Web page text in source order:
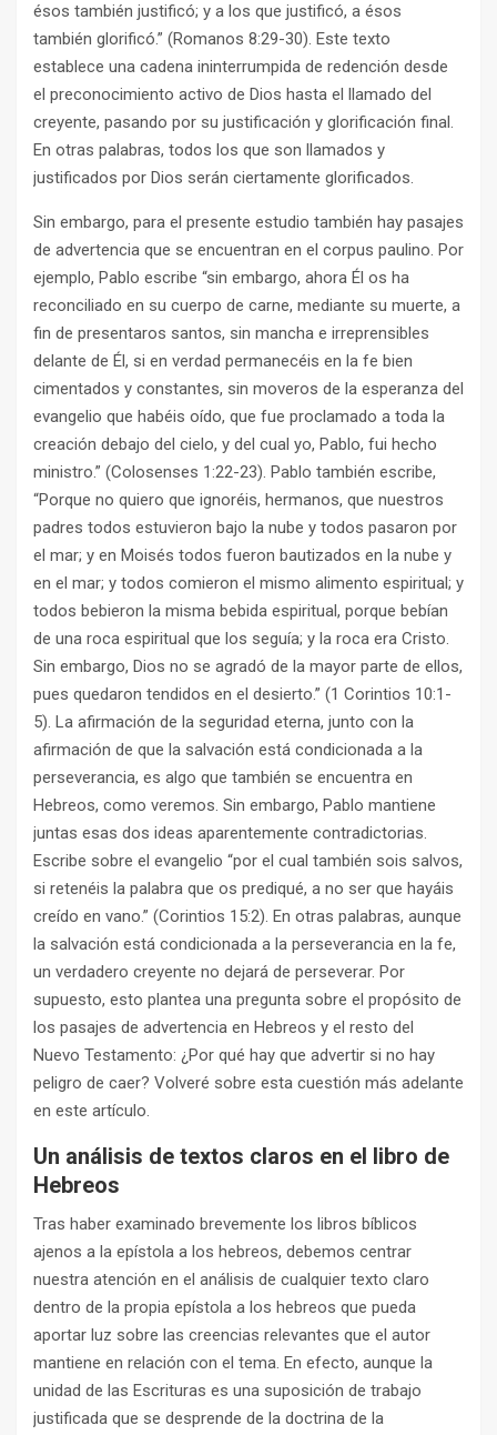
ésos también justificó; y a los que justificó, a ésos
también glorificó.” (Romanos 8:29-30). Este texto
establece una cadena ininterrumpida de redención desde
el preconocimiento activo de Dios hasta el llamado del
creyente, pasando por su justificación y glorificación final.
En otras palabras, todos los que son llamados y
justificados por Dios serán ciertamente glorificados.
Sin embargo, para el presente estudio también hay pasajes
de advertencia que se encuentran en el corpus paulino. Por
ejemplo, Pablo escribe “sin embargo, ahora Él os ha
reconciliado en su cuerpo de carne, mediante su muerte, a
fin de presentaros santos, sin mancha e irreprensibles
delante de Él, si en verdad permanecéis en la fe bien
cimentados y constantes, sin moveros de la esperanza del
evangelio que habéis oído, que fue proclamado a toda la
creación debajo del cielo, y del cual yo, Pablo, fui hecho
ministro.” (Colosenses 1:22-23). Pablo también escribe,
“Porque no quiero que ignoréis, hermanos, que nuestros
padres todos estuvieron bajo la nube y todos pasaron por
el mar; y en Moisés todos fueron bautizados en la nube y
en el mar; y todos comieron el mismo alimento espiritual; y
todos bebieron la misma bebida espiritual, porque bebían
de una roca espiritual que los seguía; y la roca era Cristo.
Sin embargo, Dios no se agradó de la mayor parte de ellos,
pues quedaron tendidos en el desierto.” (1 Corintios 10:1-
5). La afirmación de la seguridad eterna, junto con la
afirmación de que la salvación está condicionada a la
perseverancia, es algo que también se encuentra en
Hebreos, como veremos. Sin embargo, Pablo mantiene
juntas esas dos ideas aparentemente contradictorias.
Escribe sobre el evangelio “por el cual también sois salvos,
si retenéis la palabra que os prediqué, a no ser que hayáis
creído en vano.” (Corintios 15:2). En otras palabras, aunque
la salvación está condicionada a la perseverancia en la fe,
un verdadero creyente no dejará de perseverar. Por
supuesto, esto plantea una pregunta sobre el propósito de
los pasajes de advertencia en Hebreos y el resto del
Nuevo Testamento: ¿Por qué hay que advertir si no hay
peligro de caer? Volveré sobre esta cuestión más adelante
en este artículo.
Un análisis de textos claros en el libro de
Hebreos
Tras haber examinado brevemente los libros bíblicos
ajenos a la epístola a los hebreos, debemos centrar
nuestra atención en el análisis de cualquier texto claro
dentro de la propia epístola a los hebreos que pueda
aportar luz sobre las creencias relevantes que el autor
mantiene en relación con el tema. En efecto, aunque la
unidad de las Escrituras es una suposición de trabajo
justificada que se desprende de la doctrina de la